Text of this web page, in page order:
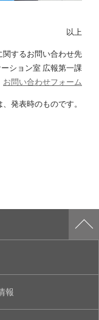
以上
関するお問い合わせ先
ション室 広報第一課
お問い合わせフォーム
発表時のものです。
報